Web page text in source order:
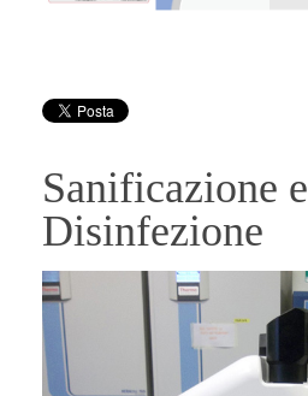
Sanificazione e
Disinfezione